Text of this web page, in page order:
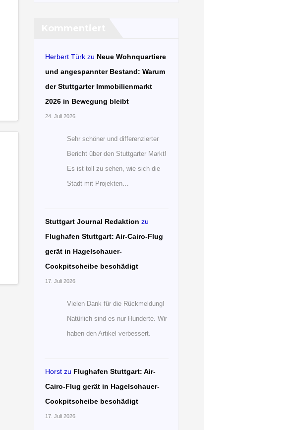
Herbert Türkzu Neue Wohnquartiere
und angespannter Bestand: Warum
der Stuttgarter Immobilienmarkt
2026 in Bewegung bleibt
24. Juli 2026
Sehr schöner und differenzierter
Bericht über den Stuttgarter Markt!
Es ist toll zu sehen, wie sich die
Stadt mit Projekten…
Stuttgart Journal Redaktion zu
Flughafen Stuttgart: Air-Cairo-Flug
gerät in Hagelschauer-
Cockpitscheibe beschädigt
17. Juli 2026
Vielen Dank für die Rückmeldung!
Natürlich sind es nur Hunderte. Wir
haben den Artikel verbessert.
Horstzu Flughafen Stuttgart: Air-
Cairo-Flug gerät in Hagelschauer-
Cockpitscheibe beschädigt
17. Juli 2026